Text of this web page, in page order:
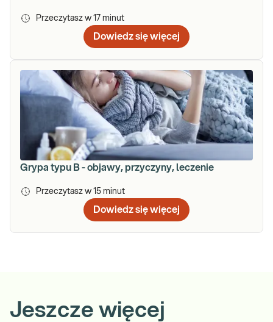
Przeczytasz w 17 minut
Dowiedz się więcej
Grypa typu B - objawy, przyczyny, leczenie
Przeczytasz w 15 minut
Dowiedz się więcej
Jeszcze więcej